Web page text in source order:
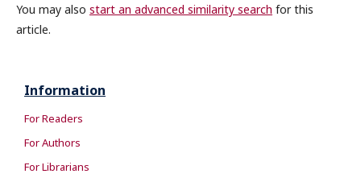
You may also start an advanced similarity search for this
article.
Information
For Readers
For Authors
For Librarians